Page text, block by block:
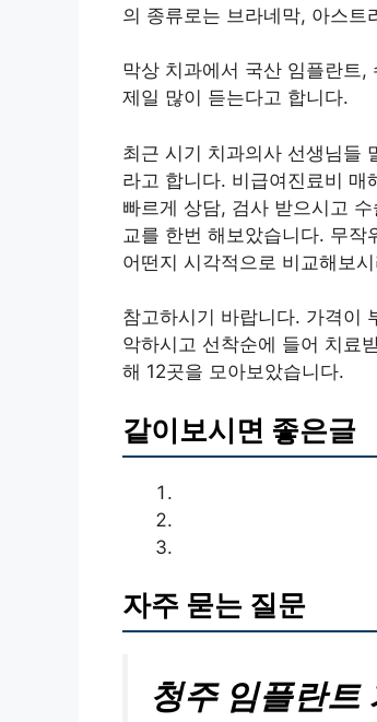
의 종류로는 브라네막, 아스트
막상 치과에서 국산 임플란트,
제일 많이 듣는다고 합니다.
최근 시기 치과의사 선생님들
라고 합니다. 비급여진료비
빠르게 상담, 검사 받으시고
교를 한번 해보았습니다. 무
어떤지 시각적으로 비교해보
참고하시기 바랍니다. 가격이
악하시고 선착순에 들어 치료
해 12곳을 모아보았습니다.
같이보시면 좋은글
자주 묻는 질문
청주 임플란트